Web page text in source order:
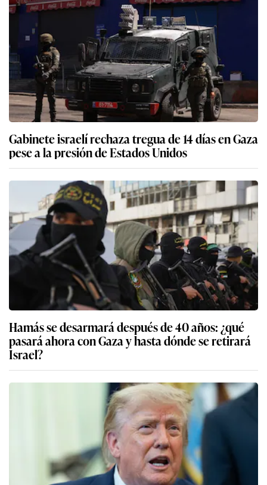
Gabinete israelí rechaza tregua de 14 días en Gaza
pese a la presión de Estados Unidos
Hamás se desarmará después de 40 años: ¿qué
pasará ahora con Gaza y hasta dónde se retirará
Israel?